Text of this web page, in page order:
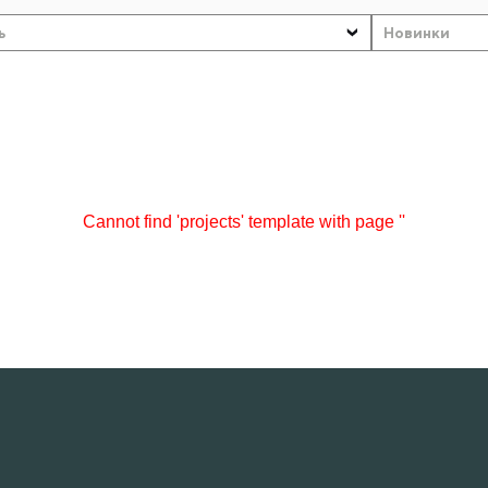
Новинки
Cannot find 'projects' template with page ''